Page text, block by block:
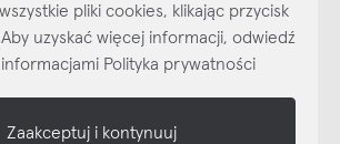
SubskrybujNEWSLETTER
pliki cookies, klikając przycisk
uzyskać więcej informacji, odwiedź
Polityka prywatności
Zaakceptuj i kontynuuj